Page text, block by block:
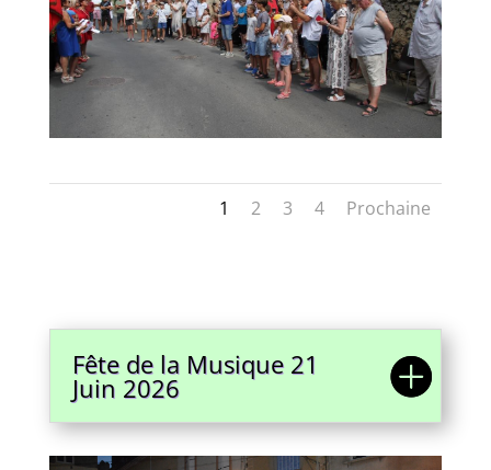
1 2 3 4 Prochaine
Fête de la Musique 21
Juin 2026